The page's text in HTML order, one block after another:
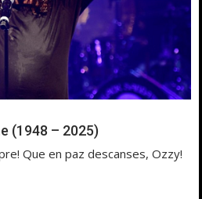
(1948 – 2025)
Que en paz descanses, Ozzy!